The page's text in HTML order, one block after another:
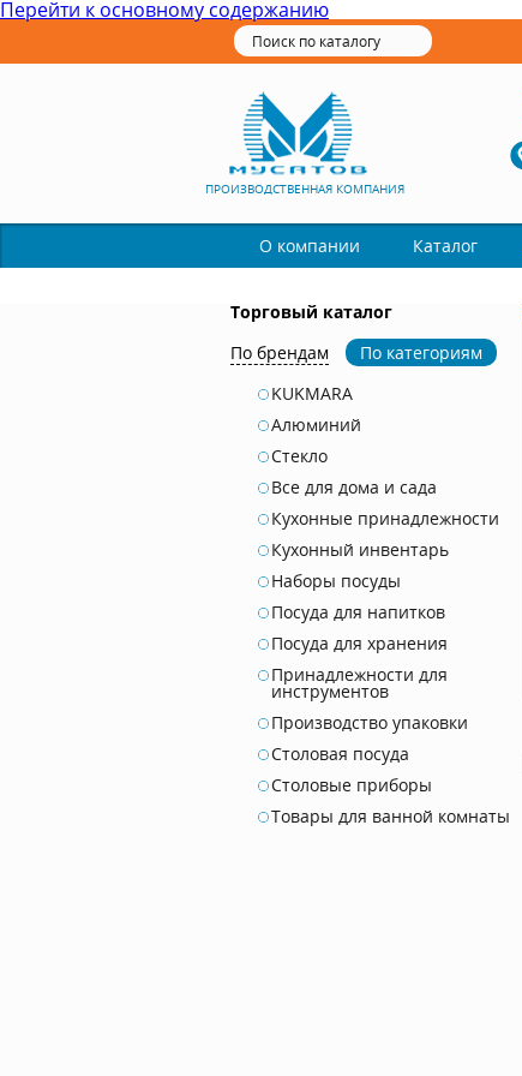
Перейти к основному содержанию
ПРОИЗВОДСТВЕННАЯ КОМПАНИЯ
О компании Каталог
Торговый каталог
По брендам
По категориям
KUKMARA
Алюминий
Стекло
Все для дома и сада
Кухонные принадлежности
Кухонный инвентарь
Наборы посуды
Посуда для напитков
Посуда для хранения
Принадлежности для
инструментов
Производство упаковки
Столовая посуда
Столовые приборы
Товары для ванной комнаты